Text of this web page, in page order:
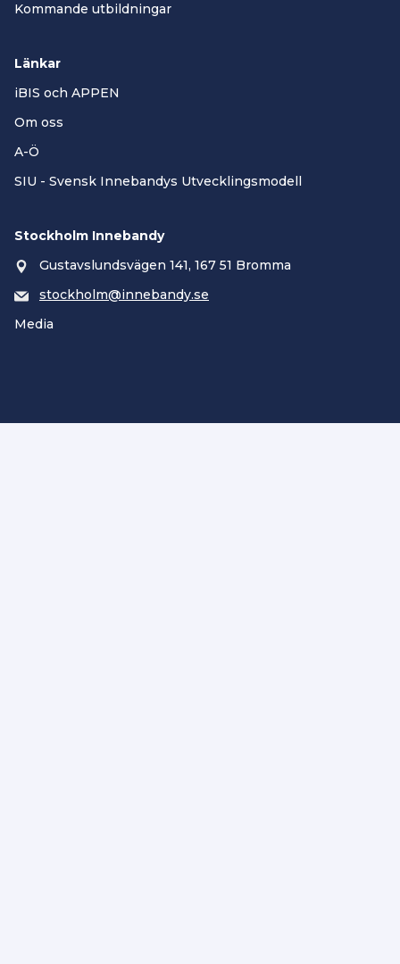
Kommande utbildningar
Länkar
iBIS och APPEN
Om oss
A-Ö
SIU - Svensk Innebandys Utvecklingsmodell
Stockholm Innebandy
Gustavslundsvägen 141, 167 51 Bromma
stockholm@innebandy.se
Media